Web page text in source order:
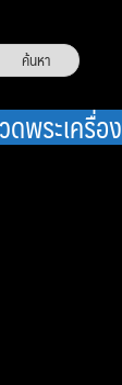
พระเครื่อง